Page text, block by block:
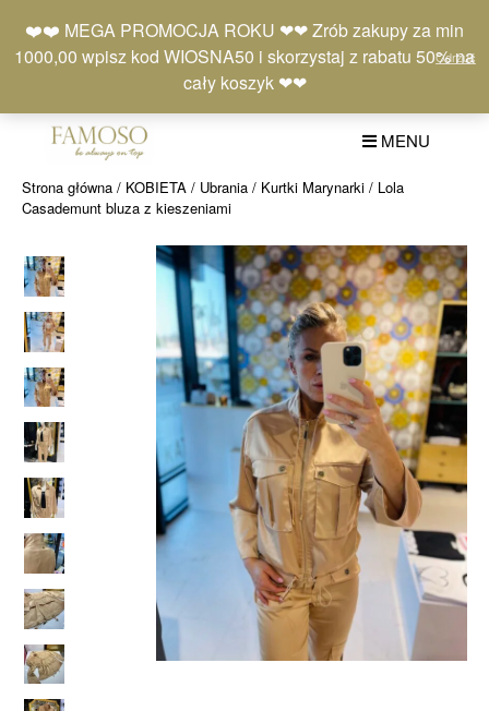
❤️❤️ MEGA PROMOCJA ROKU ❤❤ Zrób zakupy za min
1000,00 wpisz kod WIOSNA50 i skorzystaj z rabatu 50% na
cały koszyk ❤❤
Odrzuć
content
Moje
konto
Lista
życzeń
Koszyk
(0)
MENU
Strona główna / KOBIETA / Ubrania / Kurtki Marynarki / Lola
Casademunt bluza z kieszeniami